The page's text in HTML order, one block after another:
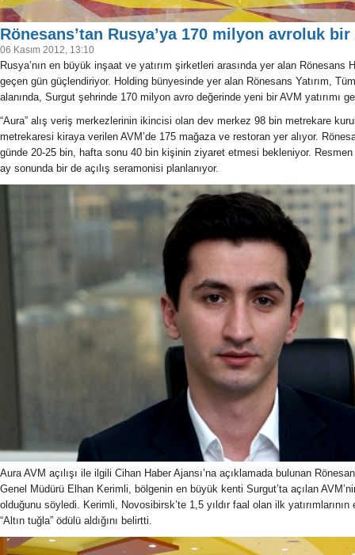
Rönesans’tan Rusya’ya 170 milyon avroluk bir
06 Kasım 2012, 13:10
Rusya’nın en büyük inşaat ve yatırım şirketleri arasında yer alan Rönesans
geçen gün güçlendiriyor. Holding bünyesinde yer alan Rönesans Yatırım,
alanında, Surgut şehrinde 170 milyon avro değerinde yeni bir AVM yatırımı
“Aura” alış veriş merkezlerinin ikincisi olan dev merkez 98 bin metrekare
metrekaresi kiraya verilen AVM’de 175 mağaza ve restoran yer alıyor.
günde 20-25 bin, hafta sonu 40 bin kişinin ziyaret etmesi bekleniyor.
ay sonunda bir de açılış seramonisi planlanıyor.
Aura AVM açılışı ile ilgili Cihan Haber Ajansı’na açıklamada bulunan
Genel Müdürü Elhan Kerimli, bölgenin en büyük kenti Surgut’ta açılan
olduğunu söyledi. Kerimli, Novosibirsk’te 1,5 yıldır faal olan ilk
“Altın tuğla” ödülü aldığını belirtti.